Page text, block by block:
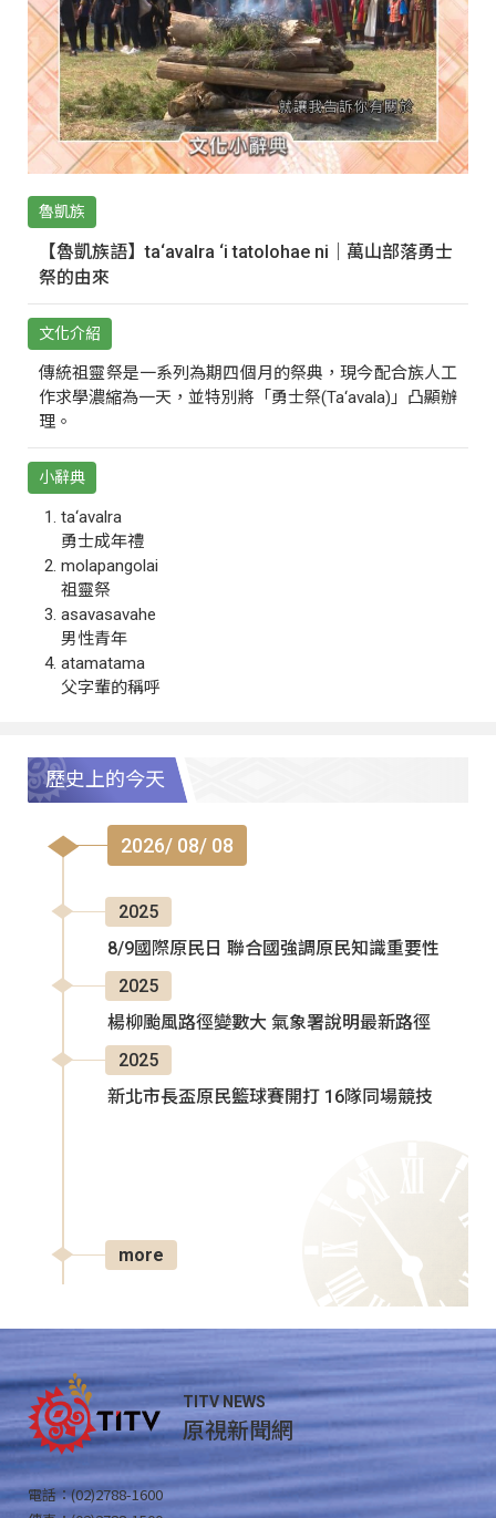
魯凱族
【魯凱族語】ta‘avalra ‘i tatolohae ni｜萬山部落勇士
祭的由來
文化介紹
傳統祖靈祭是一系列為期四個月的祭典，現今配合族人工
作求學濃縮為一天，並特別將「勇士祭(Ta‘avala)」凸顯辦
理。
小辭典
ta‘avalra
勇士成年禮
molapangolai
祖靈祭
asavasavahe
男性青年
atamatama
父字輩的稱呼
歷史上的今天
2026/ 08/ 08
2025
8/9國際原民日 聯合國強調原民知識重要性
2025
楊柳颱風路徑變數大 氣象署說明最新路徑
2025
新北市長盃原民籃球賽開打 16隊同場競技
more
TITV NEWS
原視新聞網
電話：(02)2788-1600